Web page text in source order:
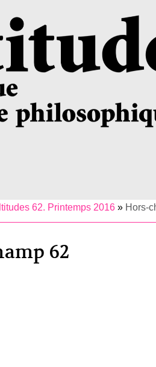
62. Printemps 2016» Hors-
62